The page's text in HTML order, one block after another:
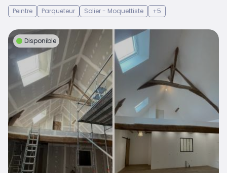
Peintre
Parqueteur Solier - Moquettiste +5
Disponible